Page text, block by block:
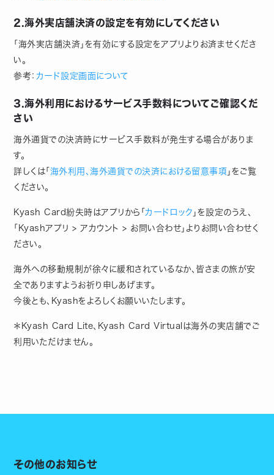
2.海外実店舗決済の設定を有効にしてください
「海外実店舗決済」を有効にする設定をアプリよりお済ませくださ
い。
参考： カード設定画面について
3.海外利用におけるサービス手数料についてご確認くだ
さい
海外通貨での決済時にサービス手数料が発生する場合がありま
す。
詳しくは「 海外利用、海外通貨での決済における留意事項 」をご覧
ください。
Kyash Card紛失時はアプリから「 カードロック 」を設定のうえ、
「Kyashアプリ > アカウント > お問い合わせ」よりお問い合わせく
ださい。
海外への移動規制が徐々に緩和されているなか、皆さまの旅が安
全でありますようお祈り申しあげます。
今後とも、Kyashをよろしくお願いいたします。
＊Kyash Card Lite、Kyash Card Virtualは海外の実店舗でご
利用いただけません。
その他のお知らせ